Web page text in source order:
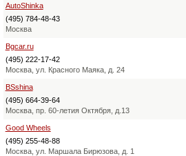
AutoShinka
(495) 784-48-43
Москва
Bgcar.ru
(495) 222-17-42
Москва, ул. Красного Маяка, д. 24
BSshina
(495) 664-39-64
Москва, пр. 60-летия Октября, д.13
Good Wheels
(495) 255-48-88
Москва, ул. Маршала Бирюзова, д. 1